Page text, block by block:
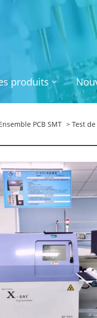
produits
PCB SMT > Test de